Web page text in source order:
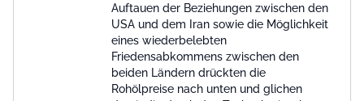
Auftauen der Beziehungen zwischen den
USA und dem Iran sowie die Möglichkeit
eines wiederbelebten
Friedensabkommens zwischen den
beiden Ländern drückten die
Rohölpreise nach unten und glichen